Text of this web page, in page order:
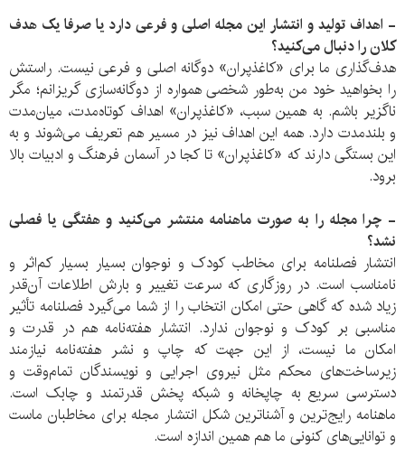
- اهداف تولید و انتشار این مجله اصلی و فرعی دارد یا صرفا یک هدف
کلان را دنبال می‌کنید؟
هدف‌گذاری ما برای «کاغذپران» دوگانه اصلی و فرعی نیست. راستش
را بخواهید خود من به‌طور شخصی همواره از دوگانه‌سازی گریزانم؛ مگر
ناگزیر باشم. به همین سبب، «کاغذپران» اهداف کوتاه‌مدت، میان‌مدت
و بلندمدت دارد. همه این اهداف نیز در مسیر هم تعریف می‌شوند و به
این بستگی دارند که «کاغذپران» تا کجا در آسمان فرهنگ و ادبیات بالا
برود.
- چرا مجله را به صورت ماهنامه منتشر می‌کنید و هفتگی یا فصلی
نشد؟
انتشار فصلنامه برای مخاطب کودک و نوجوان بسیار بسیار کم‌اثر و
نامناسب است. در روزگاری که سرعت تغییر و بارش اطلاعات آن‌قدر
زیاد شده که گاهی حتی امکان انتخاب را از شما می‌گیرد فصلنامه تأثیر
مناسبی بر کودک و نوجوان ندارد. انتشار هفته‌نامه هم در قدرت و
امکان ما نیست، از این جهت که چاپ و نشر هفته‌نامه نیازمند
زیرساخت‌های محکم مثل نیروی اجرایی و نویسندگان تمام‌وقت و
دسترسی سریع به چاپخانه و شبکه پخش قدرتمند و چابک است.
ماهنامه رایج‌ترین و آشناترین شکل انتشار مجله برای مخاطبان ماست
و توانایی‌های کنونی ما هم همین اندازه است.